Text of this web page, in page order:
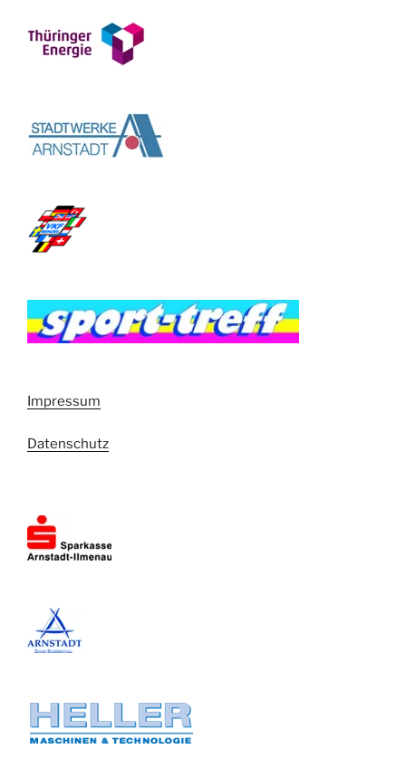
Impressum
Datenschutz